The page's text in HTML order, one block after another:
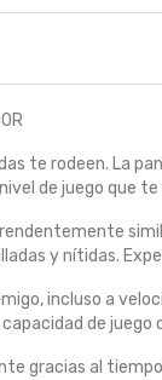
te rodeen. La
de juego que
y nítidas.
incluso a
de juego
gracias al